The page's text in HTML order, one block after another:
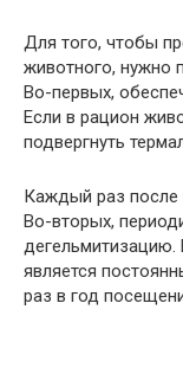
Для того, чтобы
животного, нужно
Во-первых,
Если в рацион
подвергнуть
Каждый раз после
Во-вторых,
является
раз в год